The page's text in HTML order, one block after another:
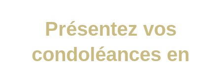
Présentez vos
condoléances en